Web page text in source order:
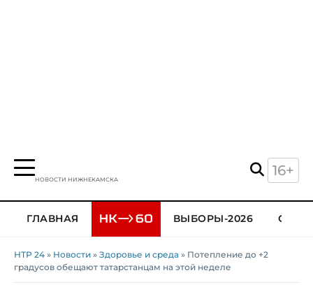
НОВОСТИ НИЖНЕКАМСКА
16+
ГЛАВНАЯ ВЫБОРЫ-2026
НТР 24 » Новости » Здоровье и среда » Потепление до +2
градусов обещают татарстанцам на этой неделе